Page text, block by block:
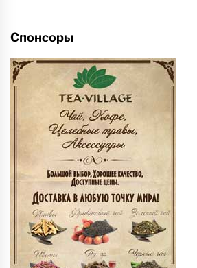
Спонсоры